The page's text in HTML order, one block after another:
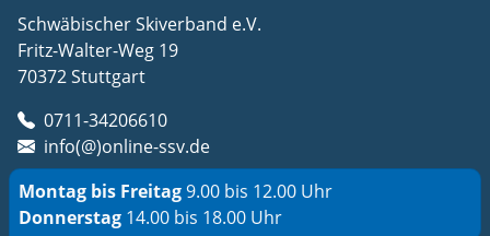
Schwäbischer Skiverband e.V.
Fritz-Walter-Weg 19
70372 Stuttgart
0711-34206610
info(@)online-ssv.de
Montag bis Freitag9.00 bis 12.00 Uhr
Donnerstag 14.00 bis 18.00 Uhr